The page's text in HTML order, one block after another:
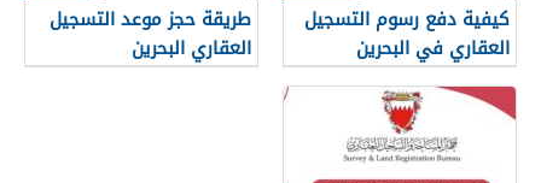
كيفية دفع رسوم التسجيل
العقاري في البحرين
طريقة حجز موعد التسجيل
العقاري البحرين